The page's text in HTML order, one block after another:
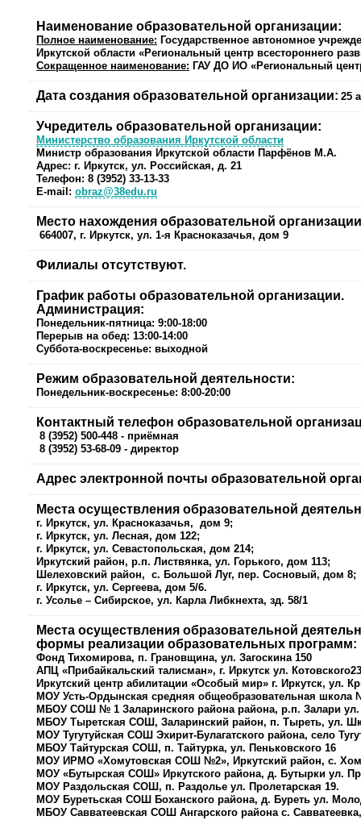
Наименование образовательной организации:
Полное наименование: Государственное автономное
Иркутской области «Региональный центр всестороннего
Сокращенное наименование: ГАУ ДО ИО «Региональный
Дата создания образовательной организации: 25
Учредитель образовательной организации:
Министерство образования Иркутской области
Министр образования Иркутской области Парфёнов М.А.
Адрес: г. Иркутск, ул. Российская, д. 21
Телефон: 8 (3952) 33-13-33
E-mail: obraz@38edu.ru
Место нахождения образовательной организации
664007, г. Иркутск, ул. 1-я Красноказачья, дом 9
Филиалы отсутствуют.
График работы образовательной организации.
Администрация:
Понедельник-пятница: 9:00-18:00
Перерыв на обед: 13:00-14:00
Суббота-воскресенье: выходной
Режим образовательной деятельности:
Понедельник-воскресенье: 8:00-20:00
Контактный телефон образовательной
8 (3952) 500-448 - приёмная
8 (3952) 53-68-09 - директор
Адрес электронной почты образовательной
Места осуществления образовательной
г. Иркутск, ул. Красноказачья, дом 9;
г. Иркутск, ул. Лесная, дом 122;
г. Иркутск, ул. Севастопольская, дом 214;
Иркутский район, р.п. Листвянка, ул. Горького, дом 113;
Шелеховский район, с. Большой Луг, пер. Сосновый, дом 8;
г. Иркутск, ул. Сергеева, дом 5/6.
г. Усолье – Сибирское, ул. Карла Либкнехта, зд. 58/1
Места осуществления образовательной
формы реализации образовательных программ:
Фонд Тихомирова, п. Грановщина, ул. Загоскина 150
АПЦ «Прибайкальский талисман», г. Иркутск ул. Котовского23
Иркутский центр абилитации «Особый мир» г. Иркутск, ул.
МОУ Усть-Ордынская средняя общеобразовательная школа
МБОУ СОШ № 1 Заларинского района района, р.п. Залари ул.
МБОУ Тыретская СОШ, Заларинский район, п. Тыреть, ул.
МОУ Тугутуйская СОШ Эхирит-Булагатского района, село
МБОУ Тайтурская СОШ, п. Тайтурка, ул. Пеньковского 16
МОУ ИРМО «Хомутовская СОШ №2», Иркутский район, с.
МОУ «Бутырская СОШ» Иркутского района, д. Бутырки ул.
МОУ Раздольская СОШ, п. Раздолье ул. Пролетарская 19.
МОУ Буретьская СОШ Боханского района, д. Буреть ул.
МБОУ Савватеевская СОШ Ангарского района с.